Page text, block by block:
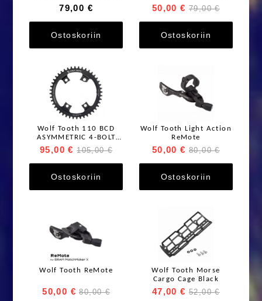
eturatas
79,00 €
Ostoskoriin
FOR SRAM CRANKS
50,00 € 79,00 €
Ostoskoriin
Wolf Tooth 110 BCD
ASYMMETRIC 4-BOLT
FOR SHIMANO CRANKS
95,00 € 105,00 €
Ostoskoriin
Wolf Tooth Light Action
ReMote
50,00 € 80,00 €
Ostoskoriin
Wolf Tooth ReMote
50,00 € 80,00 €
Wolf Tooth Morse
Cargo Cage Black
47,00 € 52,00 €